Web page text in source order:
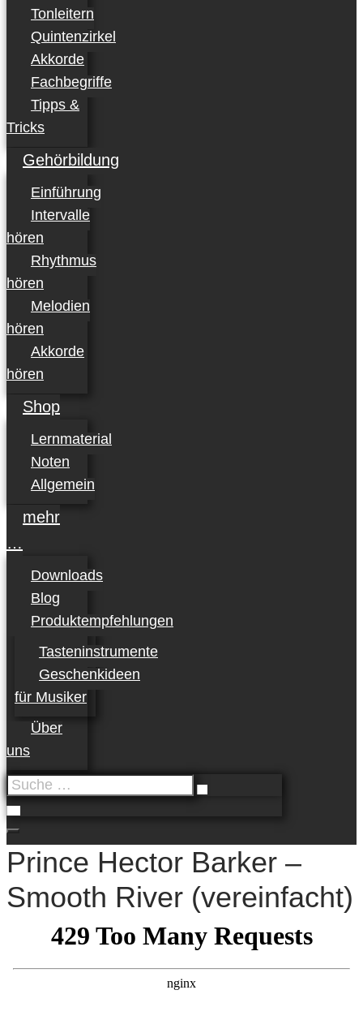
Tonleitern
Quintenzirkel
Akkorde
Fachbegriffe
Tipps &
Tricks
Gehörbildung
Einführung
Intervalle
hören
Rhythmus
hören
Melodien
hören
Akkorde
hören
Shop
Lernmaterial
Noten
Allgemein
mehr
…
Downloads
Blog
Produktempfehlungen
Tasteninstrumente
Geschenkideen
für Musiker
Über
uns
Suche
…
Prince Hector Barker –
Smooth River (vereinfacht)